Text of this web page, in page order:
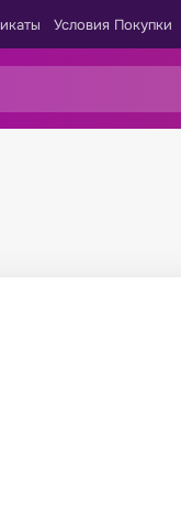
Условия Покупки